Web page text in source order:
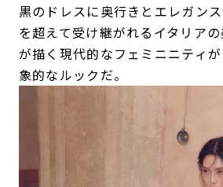
黒のドレスに奥行きとエレガン
を超えて受け継がれるイタリア
が描く現代的なフェミニニティ
象的なルックだ。